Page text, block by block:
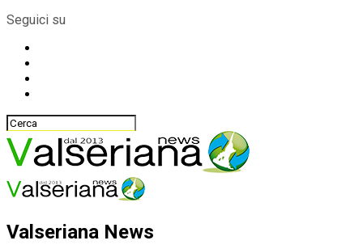
Seguici su
Valseriana News